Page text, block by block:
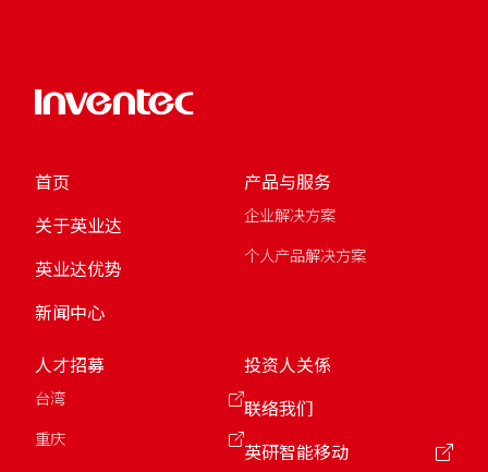
首页
关于英业达
英业达优势
新闻中心
产品与服务
企业解决方案
个人产品解决方案
人才招募
台湾
重庆
投资人关係
联络我们
英研智能移动